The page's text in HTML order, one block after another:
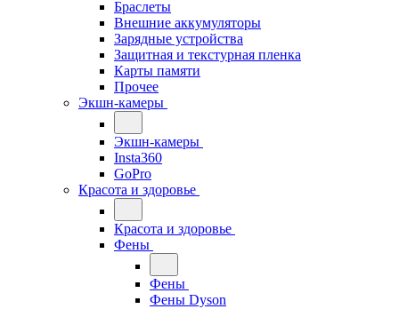
Браслеты
Внешние аккумуляторы
Зарядные устройства
Защитная и текстурная пленка
Карты памяти
Прочее
Экшн-камеры
Экшн-камеры
Insta360
GoPro
Красота и здоровье
Красота и здоровье
Фены
Фены
Фены Dyson